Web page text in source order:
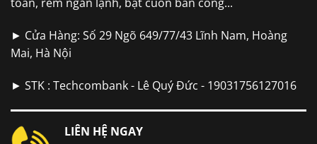
► Cửa Hàng: Số 29 Ngõ 649/77/43 Lĩnh Nam, Hoàng
Mai, Hà Nội
► STK : Techcombank - Lê Quý Đức - 19031756127016
LIÊN HỆ NGAY